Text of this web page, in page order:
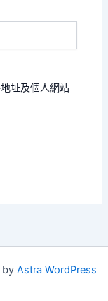
址及個人網站
by Astra WordPress